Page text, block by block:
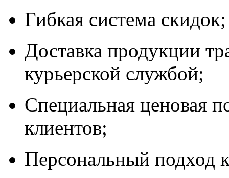
Гибкая система скидок;
Доставка продукции
курьерской службой;
Специальная ценовая
клиентов;
Персональный подход